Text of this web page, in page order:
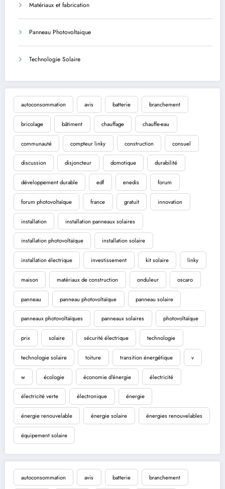
Matériaux et fabrication
Panneau Photovoltaique
Technologie Solaire
autoconsommation avis batterie branchement
bricolage bâtiment chauffage chauffe-eau
communauté compteur linky construction consuel
discussion disjoncteur domotique durabilité
développement durable edf enedis forum
forum photovoltaïque france gratuit innovation
installation installation panneaux solaires
installation photovoltaïque installation solaire
installation électrique investissement kit solaire linky
maison matériaux de construction onduleur oscaro
panneau panneau photovoltaïque panneau solaire
panneaux photovoltaïques panneaux solaires photovoltaïque
prix solaire sécurité électrique technologie
technologie solaire toiture transition énergétique v
w écologie économie d'énergie électricité
électricité verte électronique énergie
énergie renouvelable énergie solaire énergies renouvelables
équipement solaire
autoconsommation avis batterie branchement